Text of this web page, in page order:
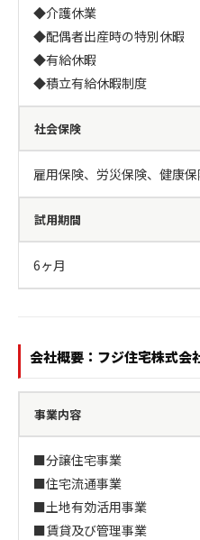
◆介護休業
◆配偶者出産時の特別休暇
◆有給休暇
◆積立有給休暇制度
社会保険
雇用保険、労災保険、健康
試用期間
6ヶ月
会社概要：フジ住宅株式会
事業内容
■分譲住宅事業
■住宅流通事業
■土地有効活用事業
■賃貸及び管理事業